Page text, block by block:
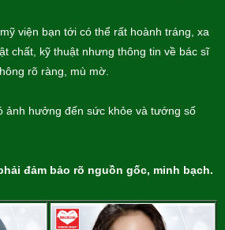
viện bạn tới có thể rất hoành tráng, xa
chất, kỹ thuật nhưng thông tin về bác sĩ
rõ ràng, mù mờ.
ảnh hưởng đến sức khỏe và tướng số
đảm bảo rõ nguồn gốc, minh bạch.